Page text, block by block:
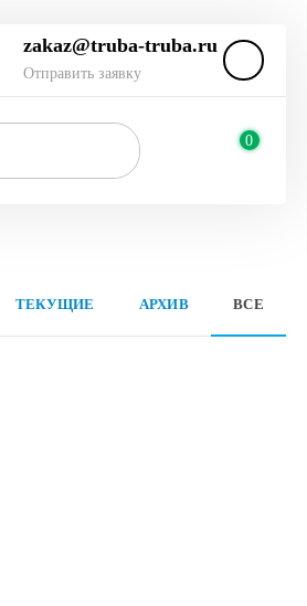
zakaz@truba-truba.ru
Отправить заявку
0
ТЕКУЩИЕ АРХИВ ВСЕ